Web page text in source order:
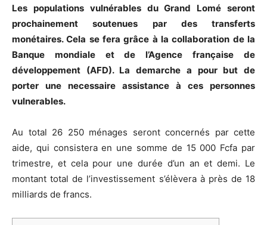
Les populations vulnérables du Grand Lomé seront
prochainement soutenues par des transferts
monétaires. Cela se fera grâce à la collaboration de la
Banque mondiale et de l’Agence française de
développement (AFD). La demarche a pour but de
porter une necessaire assistance à ces personnes
vulnerables.
Au total 26 250 ménages seront concernés par cette
aide, qui consistera en une somme de 15 000 Fcfa par
trimestre, et cela pour une durée d’un an et demi. Le
montant total de l’investissement s’élèvera à près de 18
milliards de francs.